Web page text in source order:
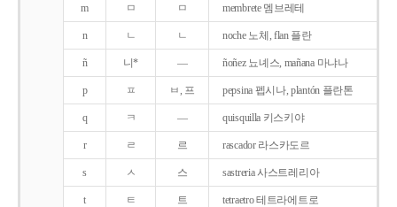
m ㅁ ㅁ membrete 멤브레테
n ㄴ ㄴ noche 노체, flan 플란
ñ 니* ― ñoñez 뇨녜스, mañana 마냐나
p ㅍ ㅂ, 프 pepsina 펩시나, plantón 플란톤
q ㅋ ― quisquilla 키스키야
r ㄹ 르 rascador 라스카도르
s ㅅ 스 sastreria 사스트레리아
t ㅌ 트 tetraetro 테트라에트로